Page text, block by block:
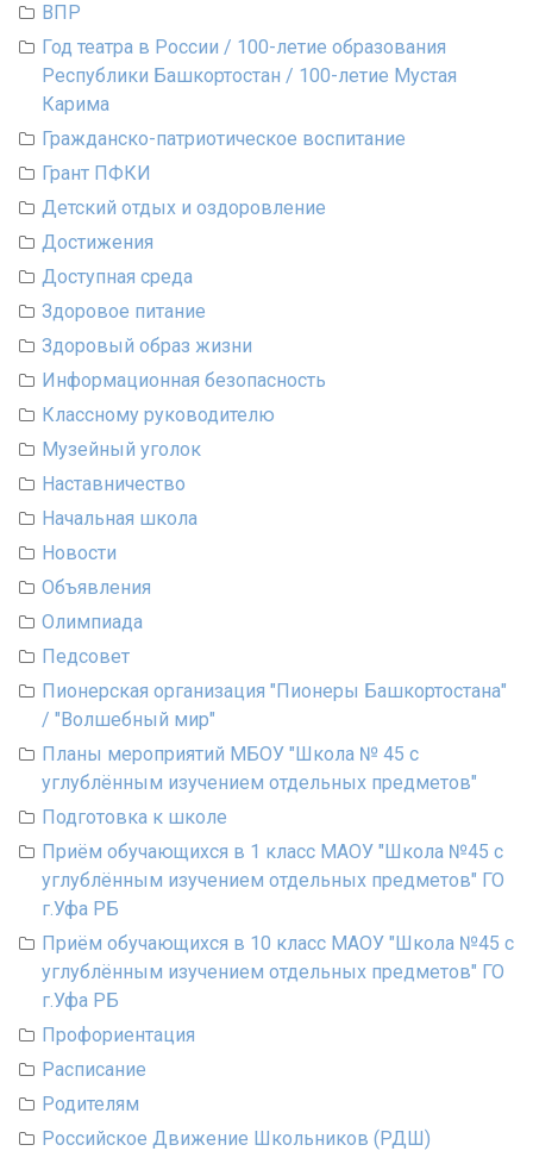
ВПР
Год театра в России / 100-летие образования
Республики Башкортостан / 100-летие Мустая
Карима
Гражданско-патриотическое воспитание
Грант ПФКИ
Детский отдых и оздоровление
Достижения
Доступная среда
Здоровое питание
Здоровый образ жизни
Информационная безопасность
Классному руководителю
Музейный уголок
Наставничество
Начальная школа
Новости
Объявления
Олимпиада
Педсовет
Пионерская организация "Пионеры Башкортостана"
/ "Волшебный мир"
Планы мероприятий МБОУ "Школа № 45 с
углублённым изучением отдельных предметов"
Подготовка к школе
Приём обучающихся в 1 класс МАОУ "Школа №45 с
углублённым изучением отдельных предметов" ГО
г.Уфа РБ
Приём обучающихся в 10 класс МАОУ "Школа №45 с
углублённым изучением отдельных предметов" ГО
г.Уфа РБ
Профориентация
Расписание
Родителям
Российское Движение Школьников (РДШ)